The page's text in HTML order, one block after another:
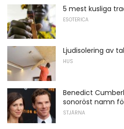
5 mest kusliga
ESOTERICA
Ljudisolering av
HUS
Benedict
sonoröst namn
STJÄRNA